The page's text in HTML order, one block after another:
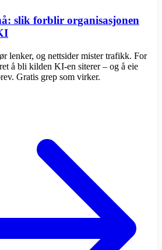
slik forblir organisasjonen
lenker, og nettsider mister trafikk. For
å bli kilden KI-en siterer – og å eie
Gratis grep som virker.